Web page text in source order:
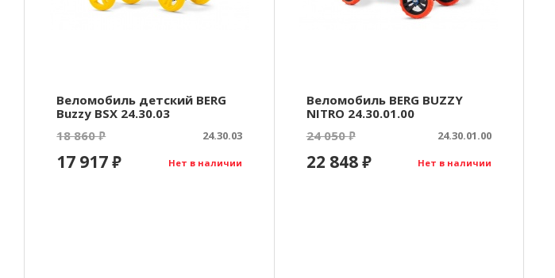
Веломобиль детский BERG
Buzzy BSX 24.30.03
18 860₽ 24.30.03
Нет в наличии
17 917₽
Веломобиль BERG BUZZY
NITRO 24.30.01.00
24 050₽ 24.30.01.00
Нет в наличии
22 848₽